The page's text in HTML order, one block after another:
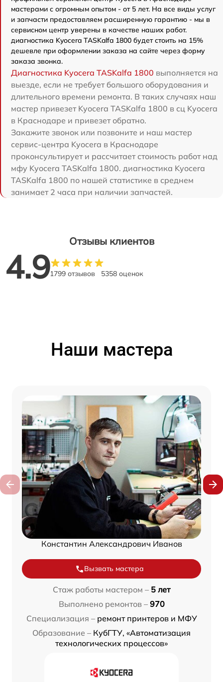
мастерами с огромным опытом - от 5 лет. На все виды услуг
и запчасти предоставляем расширенную гарантию - мы в
сервисном центр уверены в качестве наших работ.
диагностика Kyocera TASKalfa 1800 будет стоить на 15%
дешевле при оформлении заказа на сайте через форму
заказа звонка.
Диагностика Kyocera TASKalfa 1800 выполняется на
выезде, если не требует большого оборудования и
длительного времени ремонта. В таких случаях наш
мастер привезет Kyocera TASKalfa 1800 в сц Kyocera
в Краснодаре и привезет обратно.
Закажите звонок или позвоните и наш мастер
сервис-центра Kyocera в Краснодаре
проконсультирует и рассчитает стоимость работ над
мфу Kyocera TASKalfa 1800. диагностика Kyocera
TASKalfa 1800 по нашей статистике в среднем
занимает 2 часа при наличии запчастей.
Отзывы клиентов
4.91799 отзывов 5358 оценок
Наши мастера
Константин Александрович Иванов
Вызвать мастера
Стаж работы мастером – 5 лет
Выполнено ремонтов – 970
Специализация – ремонт принтеров и МФУ
Образование – КубГТУ, «Автоматизация
технологических процессов»